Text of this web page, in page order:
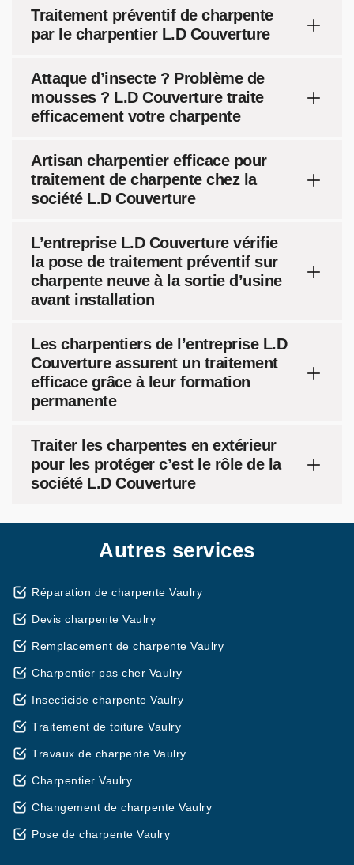
Traitement préventif de charpente
par le charpentier L.D Couverture
Attaque d’insecte ? Problème de
mousses ? L.D Couverture traite
efficacement votre charpente
Artisan charpentier efficace pour
traitement de charpente chez la
société L.D Couverture
L’entreprise L.D Couverture vérifie
la pose de traitement préventif sur
charpente neuve à la sortie d’usine
avant installation
Les charpentiers de l’entreprise L.D
Couverture assurent un traitement
efficace grâce à leur formation
permanente
Traiter les charpentes en extérieur
pour les protéger c’est le rôle de la
société L.D Couverture
Autres services
Réparation de charpente Vaulry
Devis charpente Vaulry
Remplacement de charpente Vaulry
Charpentier pas cher Vaulry
Insecticide charpente Vaulry
Traitement de toiture Vaulry
Travaux de charpente Vaulry
Charpentier Vaulry
Changement de charpente Vaulry
Pose de charpente Vaulry